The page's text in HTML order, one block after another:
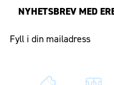
NYHETSBREV MED